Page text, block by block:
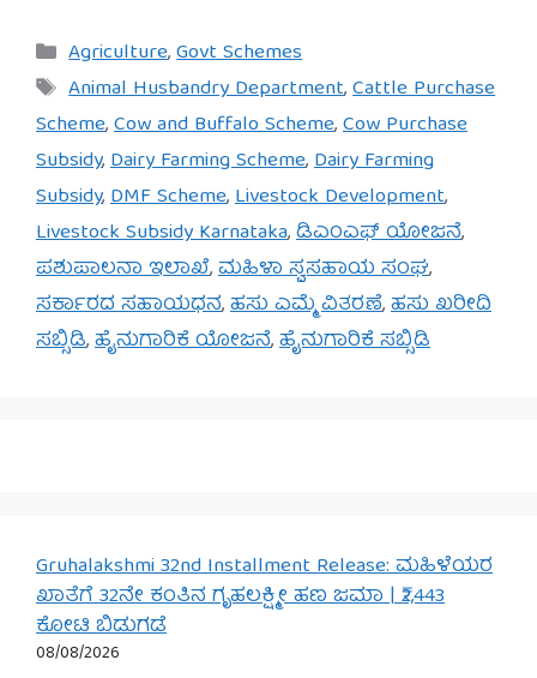
Categories
Agriculture,Govt Schemes
Tags
Animal Husbandry Department,Cattle Purchase
Scheme,Cow and Buffalo Scheme,Cow Purchase
Subsidy,Dairy Farming Scheme,Dairy Farming
Subsidy,DMF Scheme,Livestock Development,
Livestock Subsidy Karnataka,ಡಿಎಂಎಫ್ ಯೋಜನೆ,
ಪಶುಪಾಲನಾ ಇಲಾಖೆ,ಮಹಿಳಾ ಸ್ವಸಹಾಯ ಸಂಘ,
ಸರ್ಕಾರದ ಸಹಾಯಧನ,ಹಸು ಎಮ್ಮೆ ವಿತರಣೆ,ಹಸು ಖರೀದಿ
ಸಬ್ಸಿಡಿ,ಹೈನುಗಾರಿಕೆ ಯೋಜನೆ,ಹೈನುಗಾರಿಕೆ ಸಬ್ಸಿಡಿ
Gruhalakshmi 32nd Installment Release: ಮಹಿಳೆಯರ
ಖಾತೆಗೆ 32ನೇ ಕಂತಿನ ಗೃಹಲಕ್ಷ್ಮೀ ಹಣ ಜಮಾ | ₹2,443
ಕೋಟಿ ಬಿಡುಗಡೆ
08/08/2026